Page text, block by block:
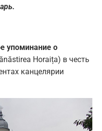
упоминание о
Horaița) в честь
канцелярии